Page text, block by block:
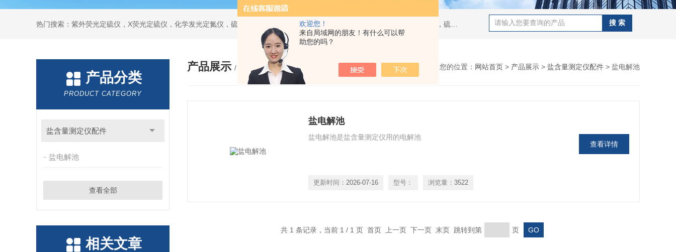
欢迎您！
来自局域网的朋友！有什么可以帮
助您的吗？
产品分类
PRODUCT CATEGORY
盐含量测定仪配件
盐电解池
查看全部
相关文章
产品展示 / PRODUCTS 您的位置： 网站首页 > 产品展示 > 盐含量测定仪配件 > 盐电解池
盐电解池
盐电解池是盐含量测定仪用的电解池
更新时间： 2026-07-16 型号： 浏览量： 3522
查看详情
共 1 条记录，当前 1 / 1 页 首页 上一页 下一页 末页 跳转到第 页